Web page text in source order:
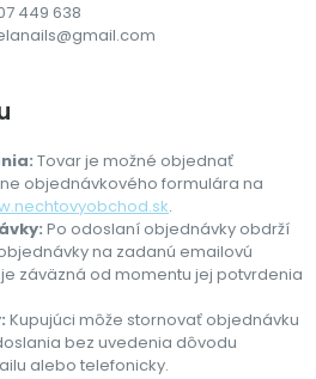
449 638
Tovar je možné objednať
objednávkového formulára na
.
Po odoslaní objednávky obdrží
na zadanú emailovú
záväzná od momentu jej potvrdenia
Kupujúci môže stornovať objednávku
bez uvedenia dôvodu
alebo telefonicky.